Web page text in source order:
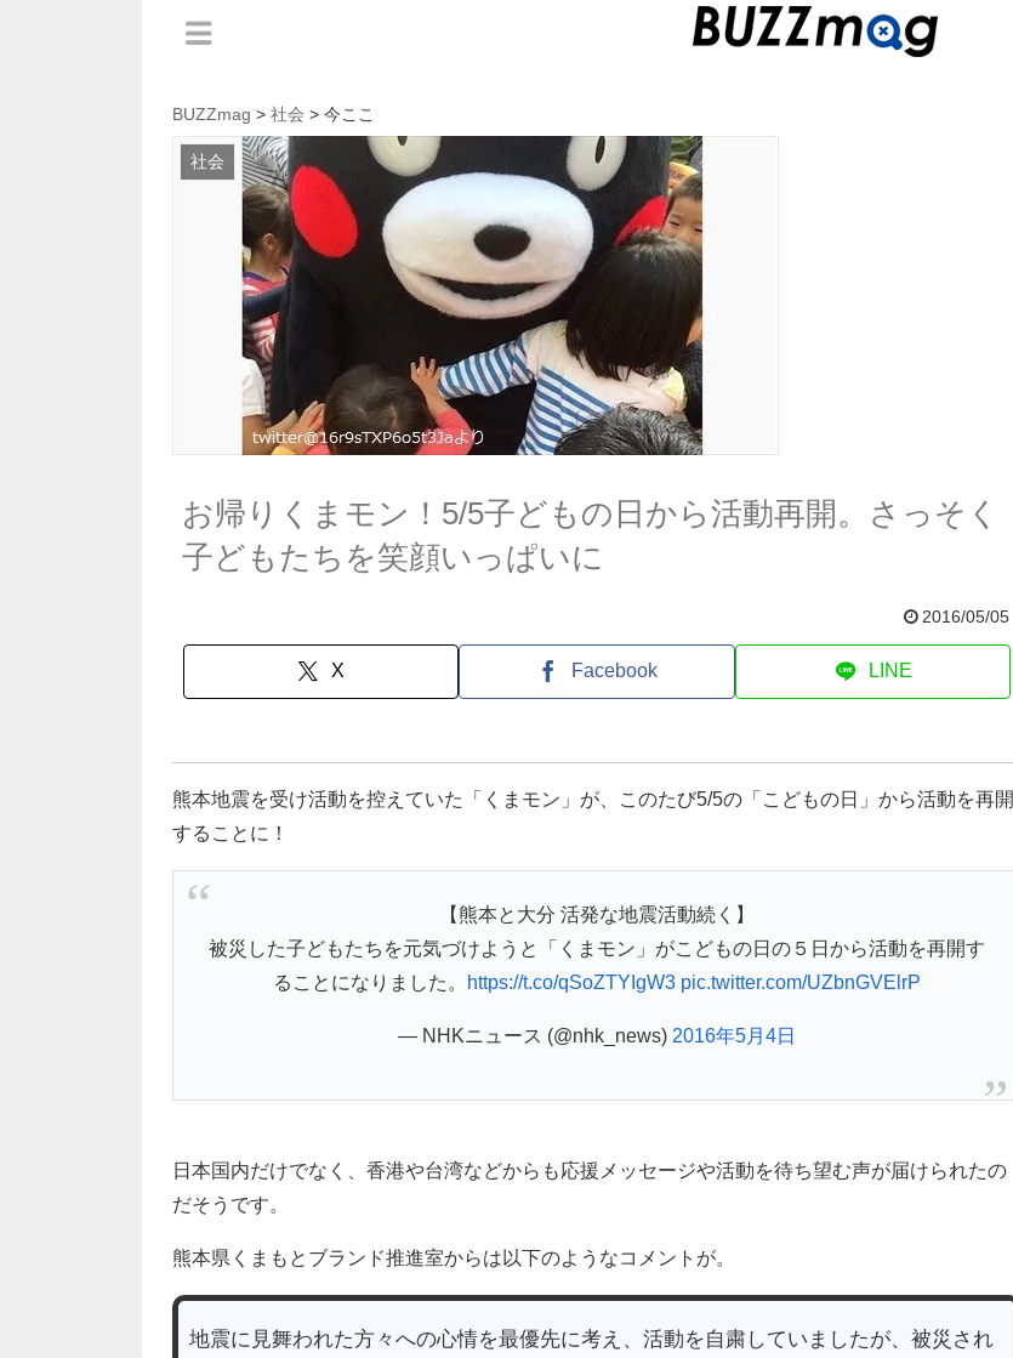
BUZZmag > 社会 > 今ここ
社会
お帰りくまモン！5/5子どもの日から活動再開。さっそく
子どもたちを笑顔いっぱいに
2016/05/05
X Facebook LINE
熊本地震を受け活動を控えていた「くまモン」が、このたび5/5の「こどもの日」から活動を再開
することに！
【熊本と大分 活発な地震活動続く】
被災した子どもたちを元気づけようと「くまモン」がこどもの日の５日から活動を再開す
ることになりました。
https://t.co/qSoZTYIgW3 pic.twitter.com/UZbnGVElrP
— NHKニュース (@nhk_news) 2016年5月4日
日本国内だけでなく、香港や台湾などからも応援メッセージや活動を待ち望む声が届けられたの
だそうです。
熊本県くまもとブランド推進室からは以下のようなコメントが。
地震に見舞われた方々への心情を最優先に考え、活動を自粛していましたが、被災され